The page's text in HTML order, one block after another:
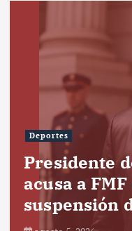
Deportes
Presidente
acusa a
suspensión